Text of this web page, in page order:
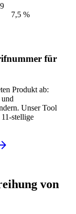
7,5 %
für
Produkt ab:
Unser Tool
stellige
von